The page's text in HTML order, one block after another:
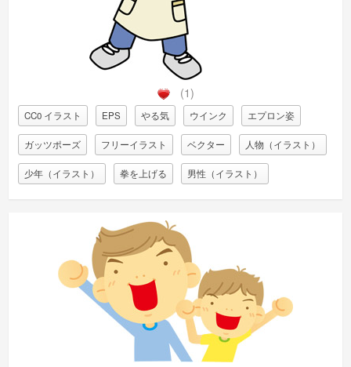
(1)
CC0 イラスト EPS やる気 ウインク エプロン姿
ガッツポーズ フリーイラスト ベクター 人物（イラスト）
少年（イラスト） 拳を上げる 男性（イラスト）